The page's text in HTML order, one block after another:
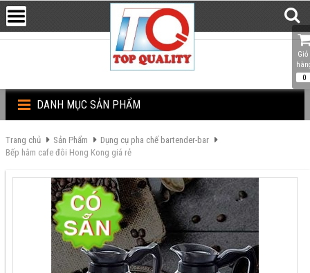
DANH MỤC SẢN PHẨM
Trang chủ Sản Phẩm
Dụng cụ pha chế bartender-bar
Bếp hâm cafe đôi Hong Kong giá rẻ
Giỏ
0